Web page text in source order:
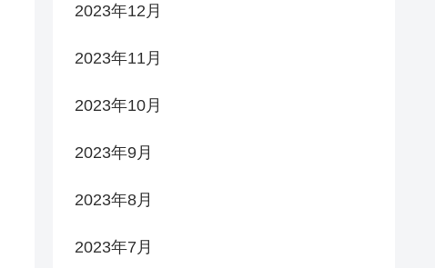
2023年12月
2023年11月
2023年10月
2023年9月
2023年8月
2023年7月